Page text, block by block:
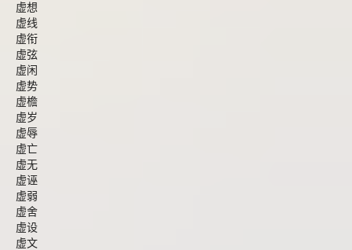
虚想
虚线
虚衔
虚弦
虚闲
虚势
虚檐
虚岁
虚辱
虚亡
虚无
虚诬
虚弱
虚舍
虚设
虚文